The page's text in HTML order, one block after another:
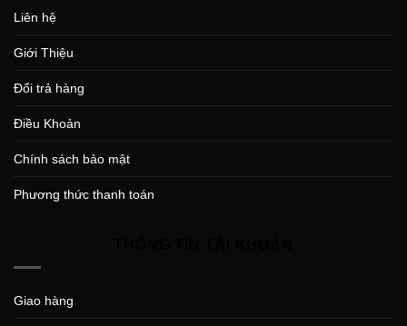
Liên hệ
Giới Thiệu
Đổi trả hàng
Điều Khoản
Chính sách bảo mật
Phương thức thanh toán
Giao hàng